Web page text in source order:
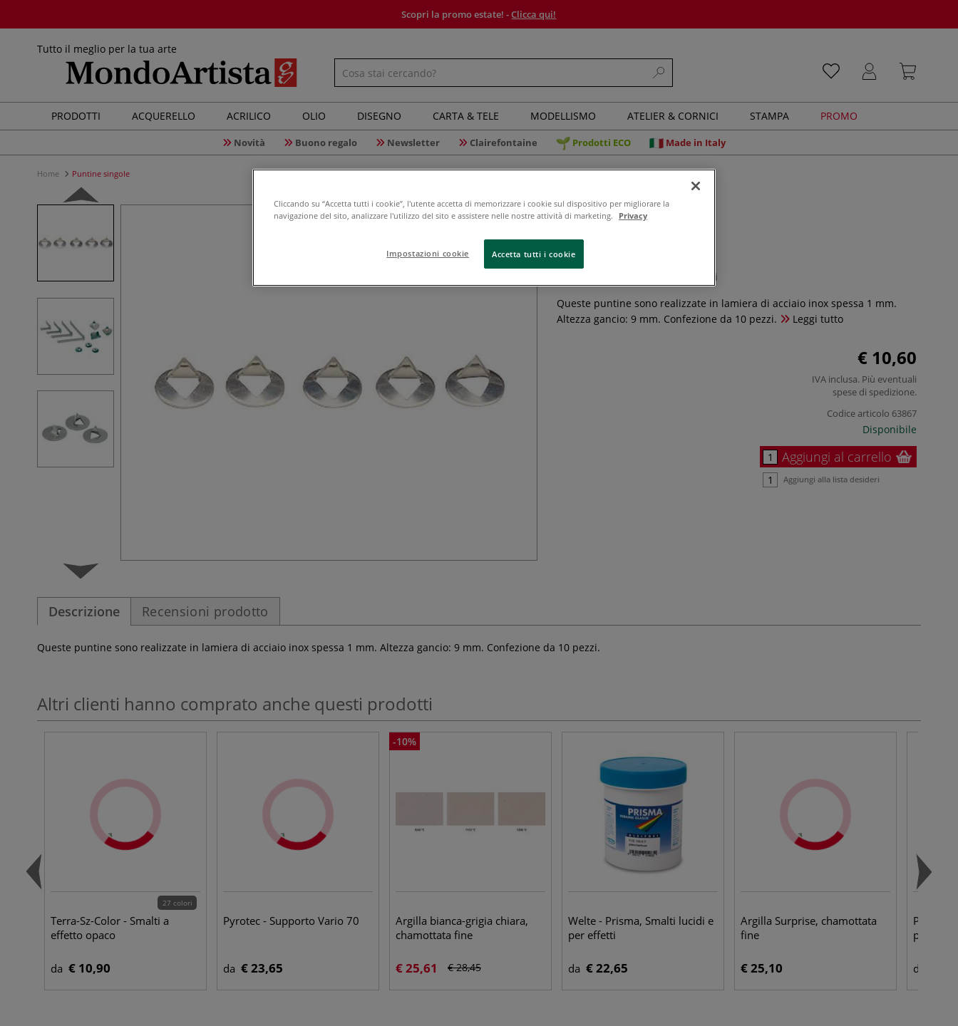
Scopri la promo estate! -Clicca qui!
Tutto il meglio per la tua arte
PRODOTTI ACQUERELLO ACRILICO OLIO DISEGNO CARTA & TELE MODELLISMO ATELIER & CORNICI STAMPA PROMO
Novità Buono regalo Newsletter Clairefontaine Prodotti ECO Made in Italy
Home Puntine singole
Puntine singole
0 recensioni
Queste puntine sono realizzate in lamiera di acciaio inox spessa 1 mm.
Altezza gancio: 9 mm. Confezione da 10 pezzi.
Leggi tutto
€ 10,60
IVA inclusa. Più eventuali
spese di spedizione.
Codice articolo 63867
Disponibile
Aggiungi al carrello
Aggiungi alla lista desideri
Descrizione Recensioni prodotto
Queste puntine sono realizzate in lamiera di acciaio inox spessa 1 mm. Altezza gancio: 9 mm. Confezione da 10 pezzi.
Altri clienti hanno comprato anche questi prodotti
27 colori
Terra-Sz-Color - Smalti a
effetto opaco
da € 10,90
Pyrotec - Supporto Vario 70
da € 23,65
-10%
Argilla bianca-grigia chiara,
chamottata fine
€ 25,61 € 28,45
Welte - Prisma, Smalti lucidi e
per effetti
da € 22,65
Argilla Surprise, chamottata
fine
€ 25,10
Pyrotec
per
da
Cliccando su “Accetta tutti i cookie”, l'utente accetta di memorizzare i cookie sul dispositivo per migliorare la
navigazione del sito, analizzare l'utilizzo del sito e assistere nelle nostre attività di marketing.
Privacy
Impostazioni cookie Accetta tutti i cookie